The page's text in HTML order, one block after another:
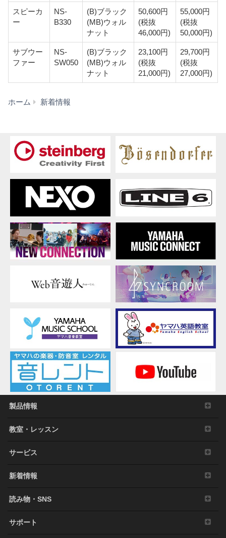
スピーカ
ー
NS-
B330
(B)ブラック
(MB)ウォル
ナット
50,600円
(税抜
46,000円)
55,000円
(税抜
50,000円)
サブウー
ファー
NS-
SW050
(B)ブラック
(MB)ウォル
ナット
23,100円
(税抜
21,000円)
29,700円
(税抜
27,000円)
ホーム 新着情報
ア
タ
ー・
ー
デ
ィ
オ
一
部
製
品
格
ご
案
製品情報
教室・レッスン
サービス
新着情報
読み物・SNS
サポート